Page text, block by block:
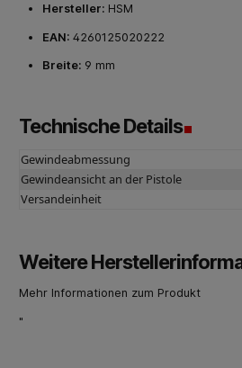
Hersteller: HSM
EAN: 4260125020222
Breite: 9 mm
Technische Details
Gewindeabmessung
Gewindeansicht an der Pistole
Versandeinheit
Weitere
Mehr Informationen zum Produkt
"